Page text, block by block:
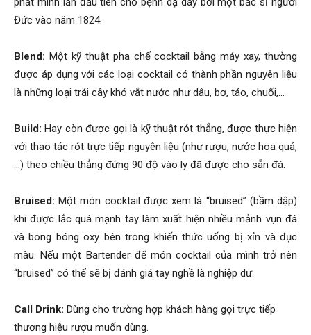
Đức vào năm 1824.
Blend: Một kỹ thuật pha chế cocktail bằng máy xay, thường
được áp dụng với các loại cocktail có thành phần nguyên liệu
là những loại trái cây khó vắt nước như dâu, bơ, táo, chuối,…
Build:Hay còn được gọi là kỹ thuật rót thẳng, được thực hiện
với thao tác rót trực tiếp nguyên liệu (như rượu, nước hoa quả,
…) theo chiều thẳng đứng 90 độ vào ly đã được cho sẵn đá.
Bruised:Một món cocktail được xem là “bruised” (bầm dập)
khi được lắc quá mạnh tay làm xuất hiện nhiều mảnh vụn đá
và bong bóng oxy bên trong khiến thức uống bị xỉn và đục
màu. Nếu một Bartender để món cocktail của mình trở nên
“bruised” có thể sẽ bị đánh giá tay nghề là nghiệp dư.
Call Drink: Dùng cho trường hợp khách hàng gọi trực tiếp
thương hiệu rượu muốn dùng.